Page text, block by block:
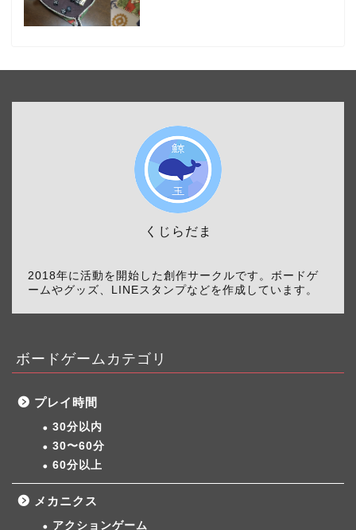
くじらだま
2018年に活動を開始した創作サークルです。ボードゲ
ームやグッズ、LINEスタンプなどを作成しています。
ボードゲームカテゴリ
プレイ時間
30分以内
30〜60分
60分以上
メカニクス
アクションゲーム